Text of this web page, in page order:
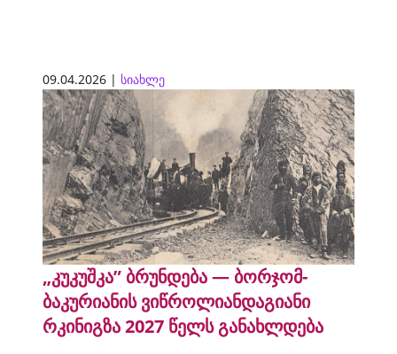
09.04.2026 | სიახლე
„კუკუშკა” ბრუნდება — ბორჯომ-
ბაკურიანის ვიწროლიანდაგიანი
რკინიგზა 2027 წელს განახლდება